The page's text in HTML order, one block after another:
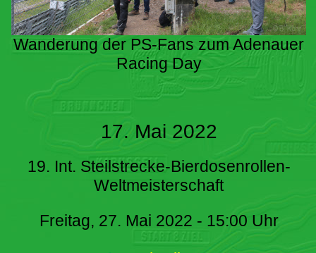
Wanderung der PS-Fans zum Adenauer
Racing Day
17. Mai 2022
19. Int. Steilstrecke-Bierdosenrollen-
Weltmeisterschaft
Freitag, 27. Mai 2022 - 15:00 Uhr